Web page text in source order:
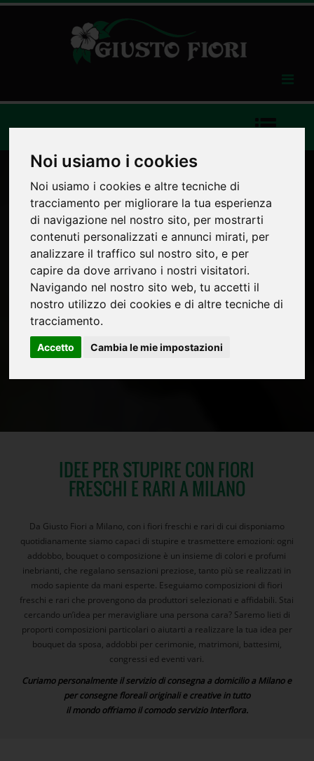
Noi usiamo i cookies
Noi usiamo i cookies e altre tecniche di
tracciamento per migliorare la tua esperienza
di navigazione nel nostro sito, per mostrarti
contenuti personalizzati e annunci mirati, per
analizzare il traffico sul nostro sito, e per
capire da dove arrivano i nostri visitatori.
Navigando nel nostro sito web, tu accetti il
nostro utilizzo dei cookies e di altre tecniche di
tracciamento.
Accetto Cambia le mie impostazioni
FIORI E PIANTE
IDEE PER STUPIRE CON FIORI
FRESCHI E RARI A MILANO
Da Giusto Fiori a Milano, con i fiori freschi e rari di cui disponiamo
quotidianamente siamo capaci di stupire e trasmettere emozioni: ogni
addobbo, bouquet o composizione è un insieme di colori e profumi
inebrianti, che regalano sensazioni preziose, tanto più se realizzati in
modo sapiente da mani esperte. Eseguiamo composizioni di fiori
freschi e rari che provengono da produttori selezionati e affidabili. Stai
cercando un’idea per meravigliare una persona cara? Saremo lieti di
proporti composizioni particolari o aiutarti a realizzare la tua idea per
bouquet da sposa, addobbi per cerimonie, matrimoni, battesimi,
congressi ed eventi vari.
Curiamo personalmente il servizio di consegna a domicilio a Milano e
per consegne floreali originali e creative in tutto
il mondo offriamo il comodo servizio Interflora.